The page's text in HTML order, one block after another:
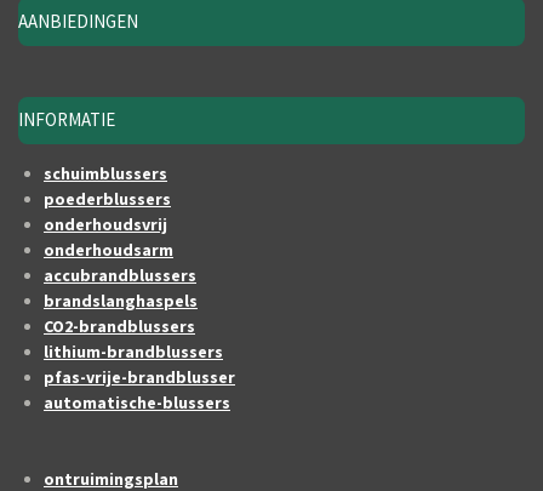
AANBIEDINGEN
INFORMATIE
schuimblussers
poederblussers
onderhoudsvrij
onderhoudsarm
accubrandblussers
brandslanghaspels
CO2-brandblussers
lithium-brandblussers
pfas-vrije-brandblusser
automatische-blussers
ontruimingsplan